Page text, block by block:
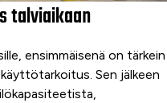
talviaikaan
ensimmäisenä on tärkein
Sen jälkeen